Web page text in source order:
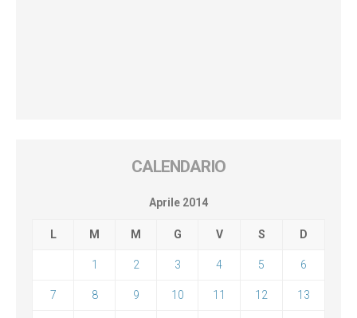
CALENDARIO
Aprile 2014
L M M G V S D
1 2 3 4 5 6
7 8 9 10 11 12 13